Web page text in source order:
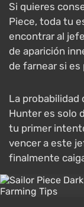
Si quieres
Piece, toda tu
encontrar al
de aparición
de farnear si es
La probabilidad
Hunter es solo
tu primer
vencer a este
finalmente